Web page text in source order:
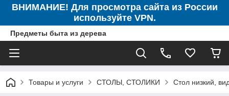
ВНИМАНИЕ! Для просмотра сайта из России
используйте VPN.
Предметы быта из дерева
Товары и услуги СТОЛЫ, СТОЛИКИ Стол низкий,